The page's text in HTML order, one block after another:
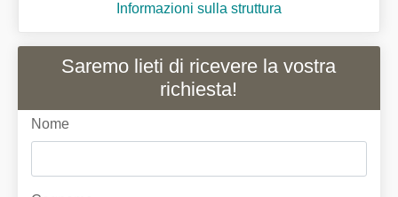
Informazioni sulla struttura
Saremo lieti di ricevere la vostra
richiesta!
Nome